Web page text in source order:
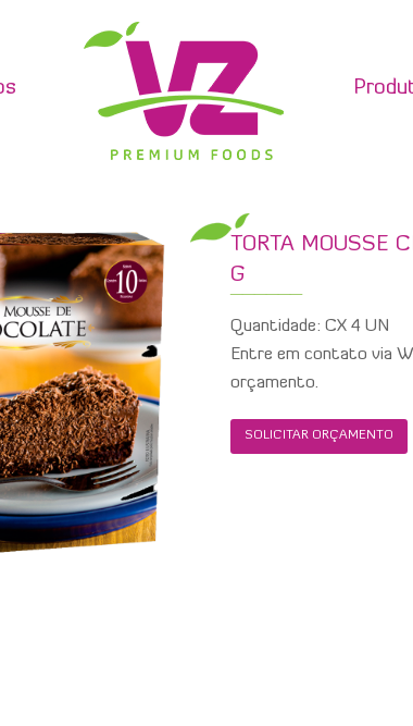
TORTA MOUSSE
G
Quantidade: CX 4 UN
Entre em contato via
orçamento.
SOLICITAR ORÇAMENTO